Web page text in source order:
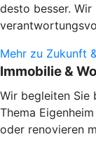
desto besser.
Mehr zu Zukunft
Immobilie &
Wir begleiten Sie
Thema
oder renovieren